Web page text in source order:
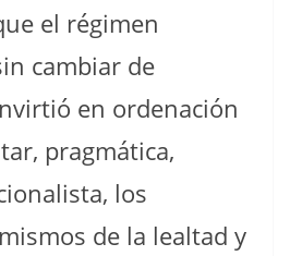
el régimen
cambiar de
en ordenación
pragmática,
los
de la lealtad y